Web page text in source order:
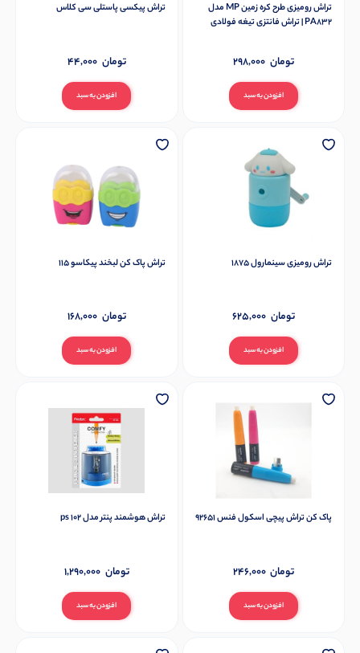
تراش رومیزی طرح کره زمین MP مدل
PA832 | تراش فانتزی تیغه فولادی
افزودن به سبد
298,000 تومان
تراش پیکسی پاستلی سی کلاس
افزودن به سبد
44,000 تومان
تراش رومیزی سینمارول 1875
افزودن به سبد
625,000 تومان
تراش پاک کن لبخند پیکاسو 115
افزودن به سبد
168,000 تومان
پاک کن تراش پیچی اسکول فنس 92651
افزودن به سبد
246,000 تومان
تراش هوشمند پنتر مدل ps 102
افزودن به سبد
1,290,000 تومان